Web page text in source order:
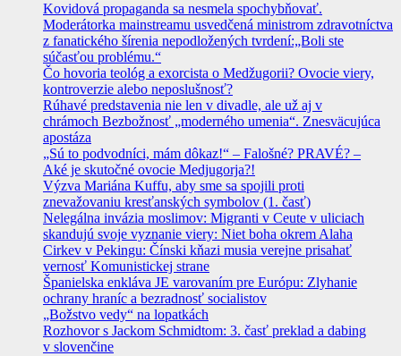
Kovidová propaganda sa nesmela spochybňovať.
Moderátorka mainstreamu usvedčená ministrom zdravotníctva
z fanatického šírenia nepodložených tvrdení:„Boli ste
súčasťou problému.“
Čo hovoria teológ a exorcista o Medžugorii? Ovocie viery,
kontroverzie alebo neposlušnosť?
Rúhavé predstavenia nie len v divadle, ale už aj v
chrámoch Bezbožnosť „moderného umenia“. Znesväcujúca
apostáza
„Sú to podvodníci, mám dôkaz!“ – Falošné? PRAVÉ? –
Aké je skutočné ovocie Medjugorja?!
Výzva Mariána Kuffu, aby sme sa spojili proti
znevažovaniu kresťanských symbolov (1. časť)
Nelegálna invázia moslimov: Migranti v Ceute v uliciach
skandujú svoje vyznanie viery: Niet boha okrem Alaha
Cirkev v Pekingu: Čínski kňazi musia verejne prisahať
vernosť Komunistickej strane
Španielska enkláva JE varovaním pre Európu: Zlyhanie
ochrany hraníc a bezradnosť socialistov
„Božstvo vedy“ na lopatkách
Rozhovor s Jackom Schmidtom: 3. časť preklad a dabing
v slovenčine